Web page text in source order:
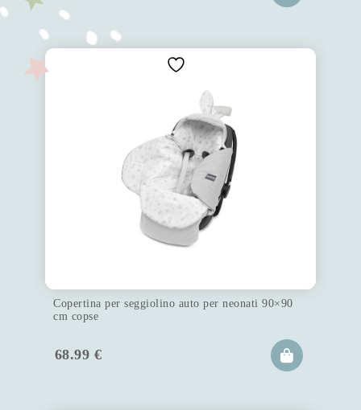
Copertina per seggiolino auto per neonati 90×90
cm copse
68.99 €